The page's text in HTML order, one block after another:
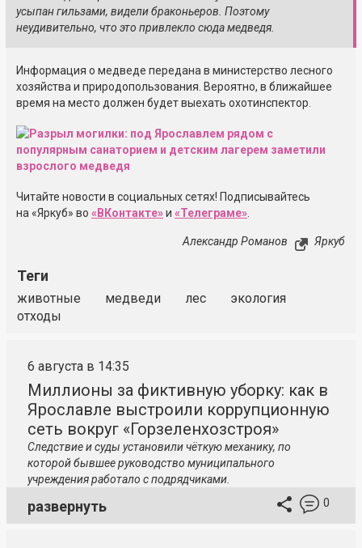
усыпан гильзами, видели браконьеров. Поэтому
неудивительно, что это привлекло сюда медведя.
Информация о медведе передана в министерство лесного
хозяйства и природопользования. Вероятно, в ближайшее
время на место должен будет выехать охотинспектор.
Читайте новости в социальных сетях! Подписывайтесь
на «Яркуб» во «ВКонтакте»и «Телеграме».
Александр Романов Яркуб
Теги
животные медведи лес
экология
отходы
6 августа в 14:35
Миллионы за фиктивную уборку: как в
Ярославле выстроили коррупционную
сеть вокруг «Горзеленхозстроя»
Следствие и суды установили чёткую механику, по
которой бывшее руководство муниципального
учреждения работало с подрядчиками.
развернуть 0